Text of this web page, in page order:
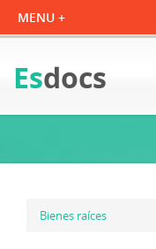
Esdocs
Bienes raíces